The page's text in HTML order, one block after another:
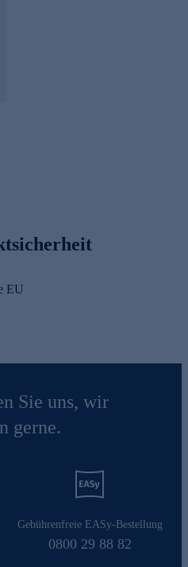
EU
Sie uns, wir
gerne.
Gebührenfreie EASy-Bestellung
0800 29 88 82